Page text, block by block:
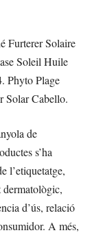
Furterer Solaire
Soleil Huile
Phyto Plage
Solar Cabello.
de
s’ha
l’etiquetatge,
d’ús, relació
A més,